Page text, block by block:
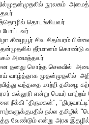
நூலகம்
தொடங்கியவர்
போட்டவர்
கீழையூர் சிவ சிதம்பரம்
தீர்மானம் கொண்டு
அமைத்தவர்
தனது சொந்த செலவில்
வாழ்த்தாக முதன்முதலில்
வந்ததை மாற்றி தமிழை
கல்லூரி என்று பெயர் மாற்றம்
"திருமகன்",
சொற்களுக்குபதில் நல்ல
என்று அரசு இதழில்